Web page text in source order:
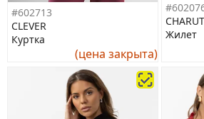
#602713
CLEVER
Куртка
(цена закрыта)
Жилет